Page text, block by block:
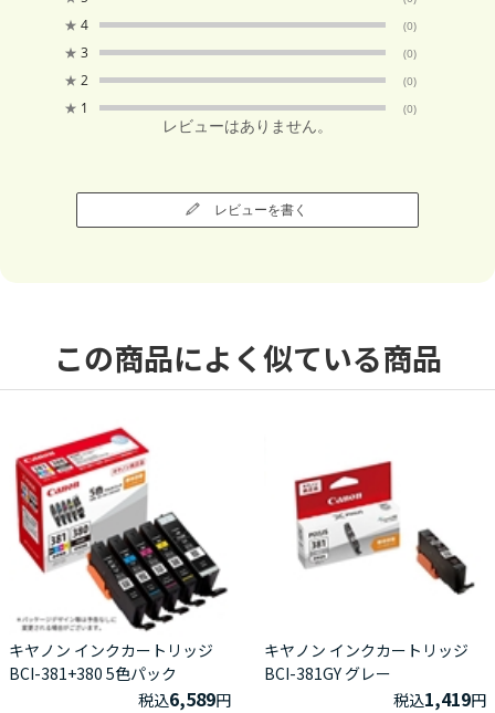
★ 4 (0)
★ 3 (0)
★ 2 (0)
★ 1 (0)
レビューはありません。
レビューを書く
この商品によく似ている商品
キヤノン インクカートリッジ
BCI-381+380 5色パック
税込6,589円
キヤノン インクカートリッジ
BCI-381GY グレー
税込1,419円